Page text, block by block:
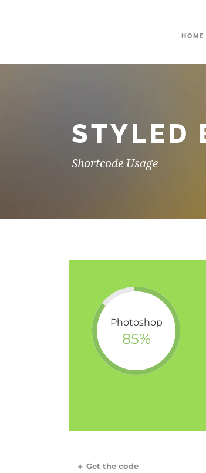
HOME
STYLED
Shortcode Usage
Photoshop
85%
Get the code